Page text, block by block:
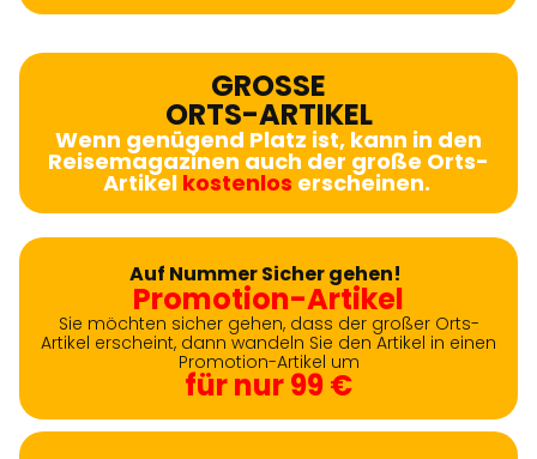
GROSSE
ORTS-ARTIKEL
Wenn genügend Platz ist, kann in den
Reisemagazinen auch der große Orts-
Artikel kostenlos erscheinen.
Auf Nummer Sicher gehen!
Promotion-Artikel
Sie möchten sicher gehen, dass der großer Orts-
Artikel erscheint, dann wandeln Sie den Artikel in einen
Promotion-Artikel um
für nur 99 €